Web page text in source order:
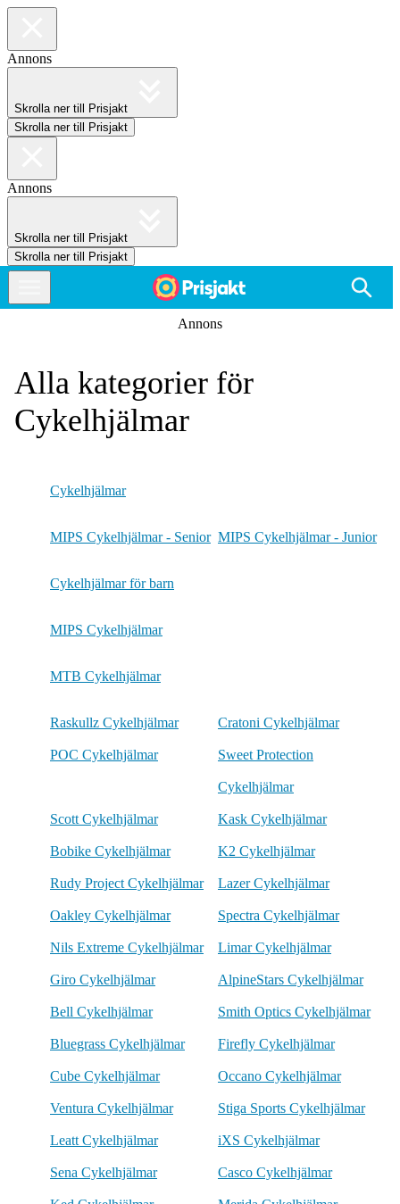
Annons
Skrolla ner till Prisjakt
Skrolla ner till Prisjakt
Annons
Skrolla ner till Prisjakt
Skrolla ner till Prisjakt
Annons
Alla kategorier för
Cykelhjälmar
Cykelhjälmar
MIPS Cykelhjälmar - Senior MIPS Cykelhjälmar - Junior
Cykelhjälmar för barn
MIPS Cykelhjälmar
MTB Cykelhjälmar
Raskullz Cykelhjälmar Cratoni Cykelhjälmar
POC Cykelhjälmar Sweet Protection
Cykelhjälmar
Scott Cykelhjälmar Kask Cykelhjälmar
Bobike Cykelhjälmar K2 Cykelhjälmar
Rudy Project Cykelhjälmar Lazer Cykelhjälmar
Oakley Cykelhjälmar Spectra Cykelhjälmar
Nils Extreme Cykelhjälmar Limar Cykelhjälmar
Giro Cykelhjälmar AlpineStars Cykelhjälmar
Bell Cykelhjälmar Smith Optics Cykelhjälmar
Bluegrass Cykelhjälmar Firefly Cykelhjälmar
Cube Cykelhjälmar Occano Cykelhjälmar
Ventura Cykelhjälmar Stiga Sports Cykelhjälmar
Leatt Cykelhjälmar iXS Cykelhjälmar
Sena Cykelhjälmar Casco Cykelhjälmar